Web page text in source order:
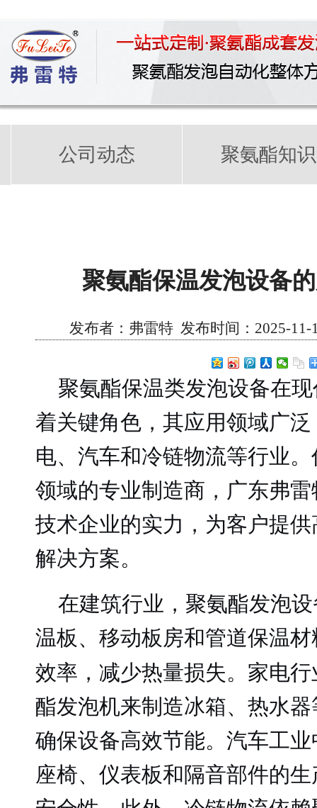
公司动态 聚氨酯知识
聚氨酯保温发泡设备
发布者：弗雷特 发布时间：2025-11-
聚氨酯保温类发泡设备在
着关键角色，其应用领域广
电、汽车和冷链物流等行业
领域的专业制造商，广东弗
技术企业的实力，为客户提
解决方案。
在建筑行业，聚氨酯发泡
温板、移动板房和管道保温
效率，减少热量损失。家电
酯发泡机来制造冰箱、热水
确保设备高效节能。汽车工
座椅、仪表板和隔音部件的